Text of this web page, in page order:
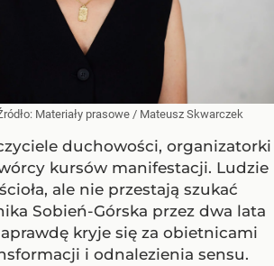
Materiały prasowe / Mateusz Skwarczek
duchowości, organizatorki
kursów manifestacji. Ludzie
ale nie przestają szukać
Sobień-Górska przez dwa lata
kryje się za obietnicami
i odnalezienia sensu.